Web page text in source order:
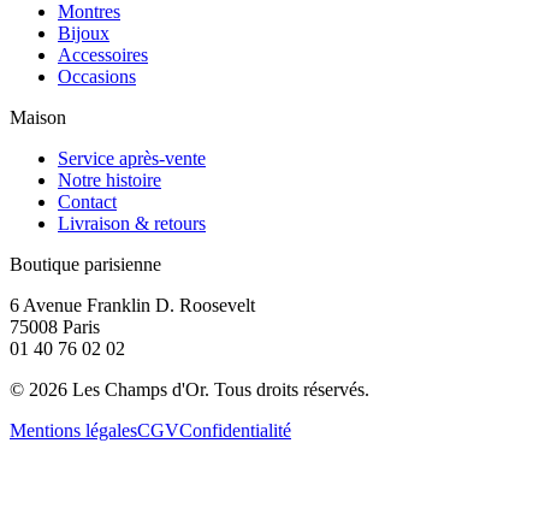
Montres
Bijoux
Accessoires
Occasions
Maison
Service après-vente
Notre histoire
Contact
Livraison & retours
Boutique parisienne
6 Avenue Franklin D. Roosevelt
75008 Paris
01 40 76 02 02
© 2026 Les Champs d'Or. Tous droits réservés.
Mentions légalesCGVConfidentialité